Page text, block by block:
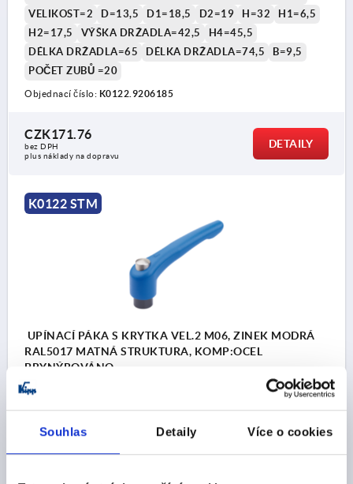
Souhlas Detaily Více o cookies
VELIKOST=2
D=13,5 D1=18,5 D2=19 H=32
H1=6,5
H2=17,5
VÝŠKA DRŽADLA=42,5
H4=45,5
DÉLKA DRŽADLA=65
DÉLKA DRŽADLA=74,5
B=9,5
POČET ZUBŮ =20
Objednací číslo: K0122.9206185
CZK171.76
bez DPH
plus náklady na dopravu
DETAILY
K0122 STM
UPÍNACÍ PÁKA S KRYTKA VEL.2 M06, ZINEK MODRÁ
RAL5017 MATNÁ STRUKTURA, KOMP:OCEL
BRYNÝROVÁNO
ZÁVIT=M6
RAL 5017